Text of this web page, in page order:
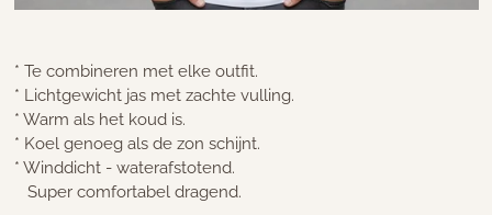
* Te combineren met elke outfit.
* Lichtgewicht jas met zachte vulling.
* Warm als het koud is.
* Koel genoeg als de zon schijnt.
* Winddicht - waterafstotend.
Super comfortabel dragend.